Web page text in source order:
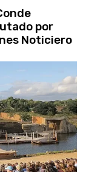
por
Noticiero